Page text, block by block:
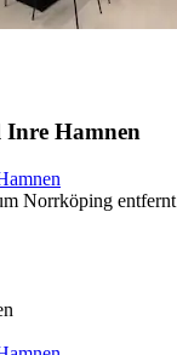
Inre Hamnen
Norrköping entfernt